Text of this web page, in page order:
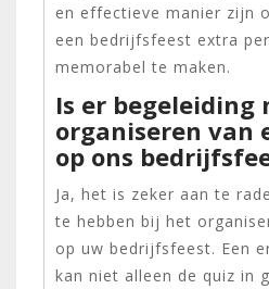
en effectieve manier zijn
een bedrijfsfeest extra
memorabel te maken.
Is er begeleiding
organiseren van
op ons
Ja, het is zeker aan te
te hebben bij het
op uw bedrijfsfeest. Een
kan niet alleen de quiz in